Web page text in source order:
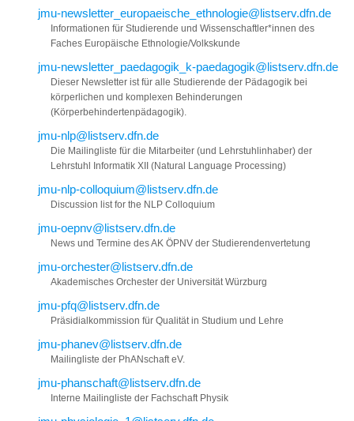
jmu-newsletter_europaeische_ethnologie@listserv.dfn.de
Informationen für Studierende und Wissenschaftler*innen des
Faches Europäische Ethnologie/Volkskunde
jmu-newsletter_paedagogik_k-paedagogik@listserv.dfn.de
Dieser Newsletter ist für alle Studierende der Pädagogik bei
körperlichen und komplexen Behinderungen
(Körperbehindertenpädagogik).
jmu-nlp@listserv.dfn.de
Die Mailingliste für die Mitarbeiter (und Lehrstuhlinhaber) der
Lehrstuhl Informatik XII (Natural Language Processing)
jmu-nlp-colloquium@listserv.dfn.de
Discussion list for the NLP Colloquium
jmu-oepnv@listserv.dfn.de
News und Termine des AK ÖPNV der Studierendenvertetung
jmu-orchester@listserv.dfn.de
Akademisches Orchester der Universität Würzburg
jmu-pfq@listserv.dfn.de
Präsidialkommission für Qualität in Studium und Lehre
jmu-phanev@listserv.dfn.de
Mailingliste der PhANschaft eV.
jmu-phanschaft@listserv.dfn.de
Interne Mailingliste der Fachschaft Physik